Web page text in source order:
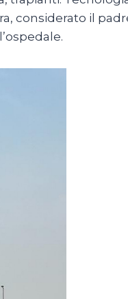
considerato il